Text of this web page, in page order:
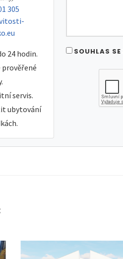
305
24 hodin.
servis.
ubytování
SOUHLAS SE